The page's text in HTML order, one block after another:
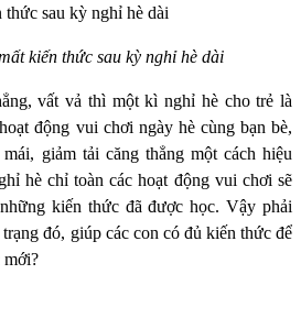
kiến thức sau kỳ nghỉ hè dài
vất vả thì một kì nghỉ hè cho trẻ là
động vui chơi ngày hè cùng bạn bè,
giảm tải căng thẳng một cách hiệu
hè chỉ toàn các hoạt động vui chơi sẽ
kiến thức đã được học. Vậy phải
đó, giúp các con có đủ kiến thức để
mới?